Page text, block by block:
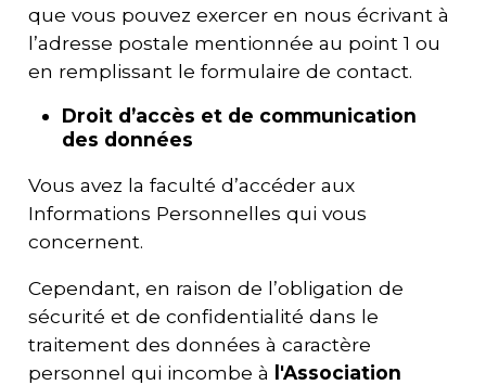
que vous pouvez exercer en nous écrivant à
l’adresse postale mentionnée au point 1 ou
en remplissant le formulaire de contact.
Droit d’accès et de communication
des données
Vous avez la faculté d’accéder aux
Informations Personnelles qui vous
concernent.
Cependant, en raison de l’obligation de
sécurité et de confidentialité dans le
traitement des données à caractère
personnel qui incombe à
l'Association